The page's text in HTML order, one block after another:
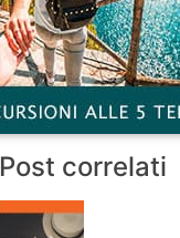
Post correlati